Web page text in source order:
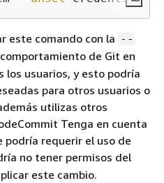
este comando con la --
de Git en
usuarios, y esto podría
para otros usuarios o
utilizas otros
Tenga en cuenta
requerir el uso de
no tener permisos del
este cambio.